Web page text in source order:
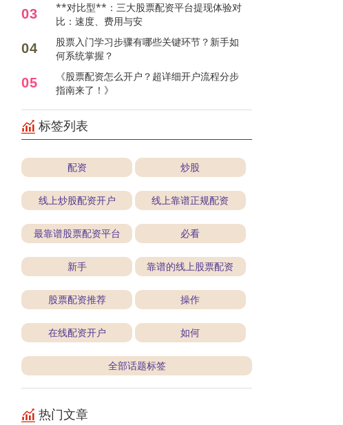
03
**对比型**：三大股票配资平台提现体验对
比：速度、费用与安
04
股票入门学习步骤有哪些关键环节？新手如
何系统掌握？
05
《股票配资怎么开户？超详细开户流程分步
指南来了！》
标签列表
配资 炒股
线上炒股配资开户 线上靠谱正规配资
最靠谱股票配资平台 必看
新手 靠谱的线上股票配资
股票配资推荐 操作
在线配资开户 如何
全部话题标签
热门文章